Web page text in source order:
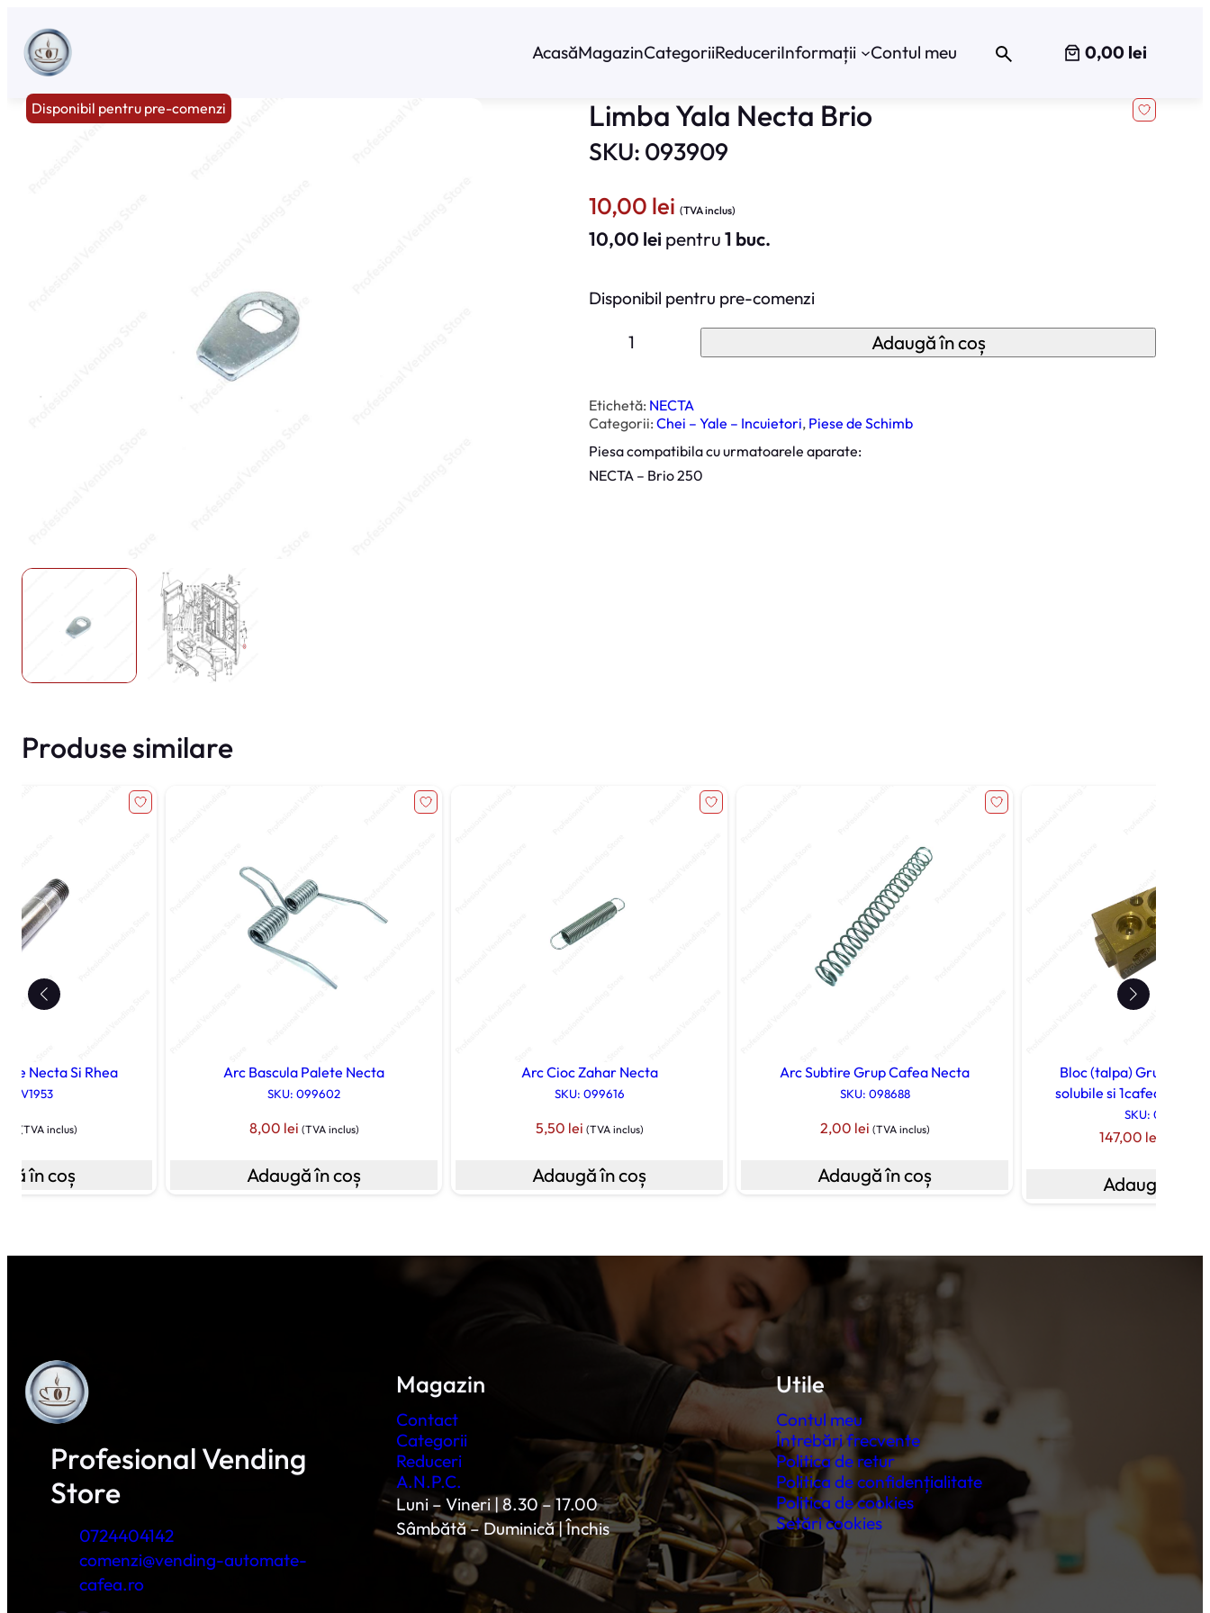
conținut
AcasăMagazinCategoriiReduceriInformații Contul meu 0,00 lei
Disponibil pentru pre-comenzi Limba Yala Necta Brio
SKU: 093909
10,00 lei (TVA inclus)
10,00 lei pentru1 buc.
Disponibil pentru pre-comenzi
t
a
t
e
L
i
m
b
Adaugă în coș
Etichetă: NECTA
Categorii: Chei – Yale – Incuietori, Piese de Schimb
Piesa compatibila cu urmatoarele aparate:
NECTA – Brio 250
Produse similare
Necta Si Rhea
0V1953
(TVA inclus)
în coș
Arc Bascula Palete Necta
SKU: 099602
8,00 lei (TVA inclus)
Adaugă în coș
Arc Cioc Zahar Necta
SKU: 099616
5,50 lei (TVA inclus)
Adaugă în coș
Arc Subtire Grup Cafea Necta
SKU: 098688
2,00 lei (TVA inclus)
Adaugă în coș
Bloc (talpa) Grup
solubile si 1cafea Necta
SKU: 0V2458
147,00 lei
Adaugă în
Profesional Vending
Store
0724404142
comenzi@vending-automate-
cafea.ro
Magazin
Contact
Categorii
Reduceri
A.N.P.C.
Luni – Vineri | 8.30 – 17.00
Sâmbătă – Duminică | Închis
Utile
Contul meu
Întrebări frecvente
Politica de retur
Politica de confidențialitate
Politica de cookies
Setări cookies